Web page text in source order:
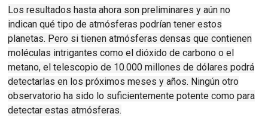
Los resultados hasta ahora son preliminares y aún no
indican qué tipo de atmósferas podrían tener estos
planetas. Pero si tienen atmósferas densas que contienen
moléculas intrigantes como el dióxido de carbono o el
metano, el telescopio de 10.000 millones de dólares podrá
detectarlas en los próximos meses y años. Ningún otro
observatorio ha sido lo suficientemente potente como para
detectar estas atmósferas.